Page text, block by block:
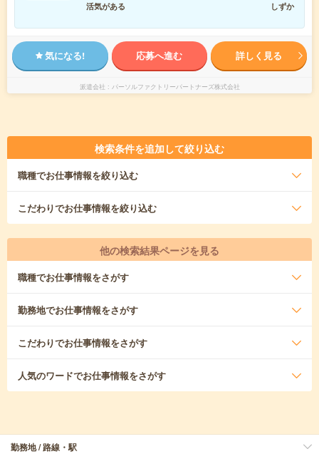
活気がある
しずか
気になる! 応募へ進む 詳しく見る
派遣会社 パーソルファクトリーパートナーズ株式会社
検索条件を追加して絞り込む
職種でお仕事情報を絞り込む
こだわりでお仕事情報を絞り込む
他の検索結果ページを見る
職種でお仕事情報をさがす
勤務地でお仕事情報をさがす
こだわりでお仕事情報をさがす
人気のワードでお仕事情報をさがす
勤務地 / 路線・駅